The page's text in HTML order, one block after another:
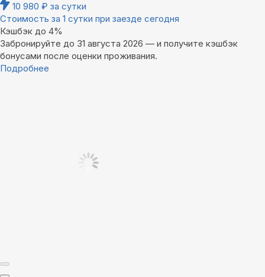
10 980 ₽ за сутки
Стоимость за 1 сутки при заезде сегодня
Кэшбэк до 4%
Забронируйте до 31 августа 2026 — и получите кэшбэк
бонусами после оценки проживания.
Подробнее